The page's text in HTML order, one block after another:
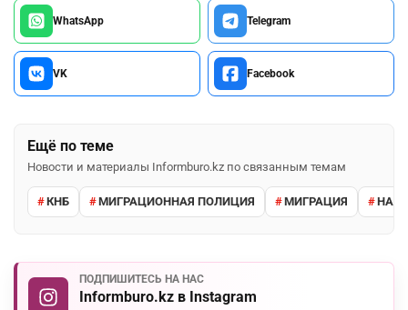
WhatsApp Telegram
VK Facebook
Ещё по теме
Новости и материалы Informburo.kz по связанным темам
КНБ МИГРАЦИОННАЯ ПОЛИЦИЯ МИГРАЦИЯ
ПОДПИШИТЕСЬ НА НАС
Informburo.kz в Instagram